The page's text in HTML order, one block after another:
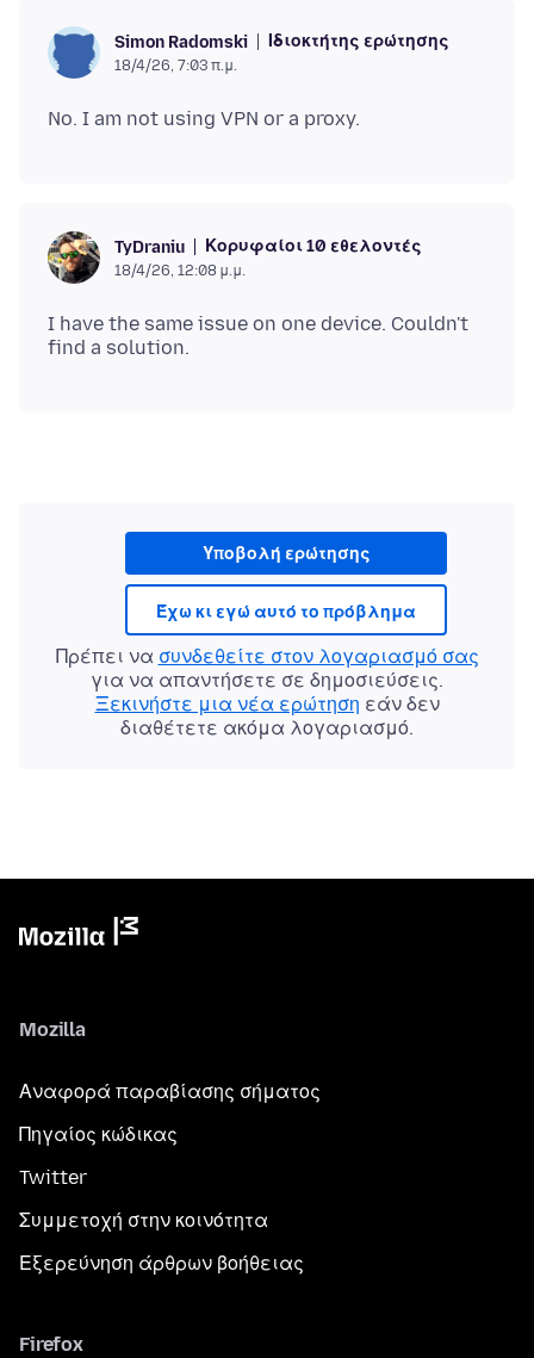
Simon Radomski Ιδιοκτήτης ερώτησης
18/4/26, 7:03 π.μ.
TyDraniu Κορυφαίοι 10 εθελοντές
18/4/26, 12:08 μ.μ.
I have the same issue on one device. Couldn't
Υποβολή ερώτησης
Έχω κι εγώ αυτό το πρόβλημα
Πρέπει να συνδεθείτε στον λογαριασμό σας
για να απαντήσετε σε δημοσιεύσεις.
Ξεκινήστε μια νέα ερώτηση εάν δεν
διαθέτετε ακόμα λογαριασμό.
Mozilla
Αναφορά παραβίασης σήματος
Πηγαίος κώδικας
Twitter
Συμμετοχή στην κοινότητα
Εξερεύνηση άρθρων βοήθειας
Firefox